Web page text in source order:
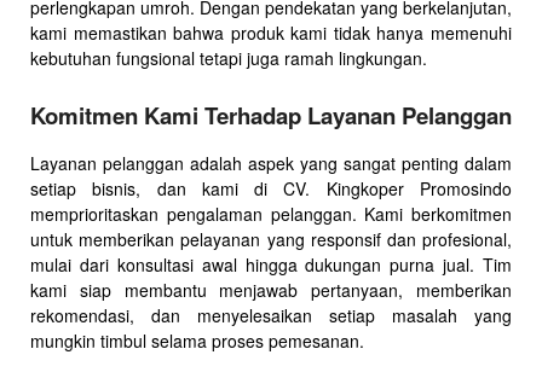
perlengkapan umroh. Dengan pendekatan yang berkelanjutan,
kami memastikan bahwa produk kami tidak hanya memenuhi
kebutuhan fungsional tetapi juga ramah lingkungan.
Komitmen Kami Terhadap Layanan Pelanggan
Layanan pelanggan adalah aspek yang sangat penting dalam
setiap bisnis, dan kami di CV. Kingkoper Promosindo
memprioritaskan pengalaman pelanggan. Kami berkomitmen
untuk memberikan pelayanan yang responsif dan profesional,
mulai dari konsultasi awal hingga dukungan purna jual. Tim
kami siap membantu menjawab pertanyaan, memberikan
rekomendasi, dan menyelesaikan setiap masalah yang
mungkin timbul selama proses pemesanan.